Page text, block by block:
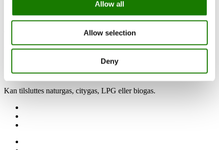
Allow all
Allow selection
Deny
RAIS Visio 90 F har glas med en bredde på 90 cm. En enkel og
diskret ramme giver stort indsyn til ilden. Da denne gaspejs er en
usynligt for det blotte øje – og giver fornemmelsen af åben ild. Med
fjernbetjeningen kan du let skrue op og ned for varmen efter behov.
Rammen fås i sort eller rustfrit stål.
Kan tilsluttes naturgas, citygas, LPG eller biogas.